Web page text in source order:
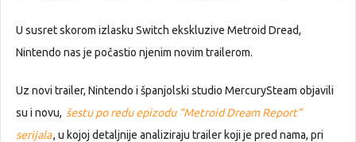
U susret skorom izlasku Switch ekskluzive Metroid Dread,
Nintendo nas je počastio njenim novim trailerom.
Uz novi trailer, Nintendo i španjolski studio MercurySteam objavili
su i novu, šestu po redu epizodu “Metroid Dream Report”
serijala, u kojoj detaljnije analiziraju trailer koji je pred nama, pri